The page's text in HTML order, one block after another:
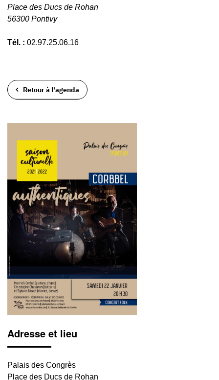
Place des Ducs de Rohan
56300 Pontivy
Tél. : 02.97.25.06.16
Retour à l'agenda
Adresse et lieu
Palais des Congrès
Place des Ducs de Rohan